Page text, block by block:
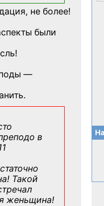
не более!
были
—
в
Такой
женьщина!